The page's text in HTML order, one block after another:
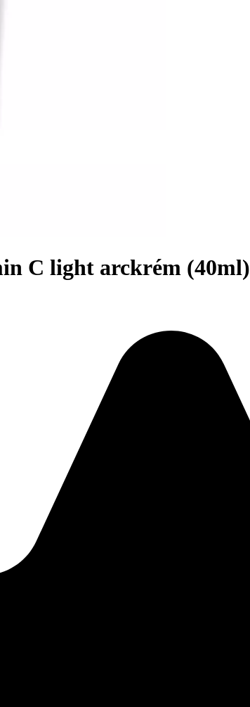
C light arckrém (40ml)